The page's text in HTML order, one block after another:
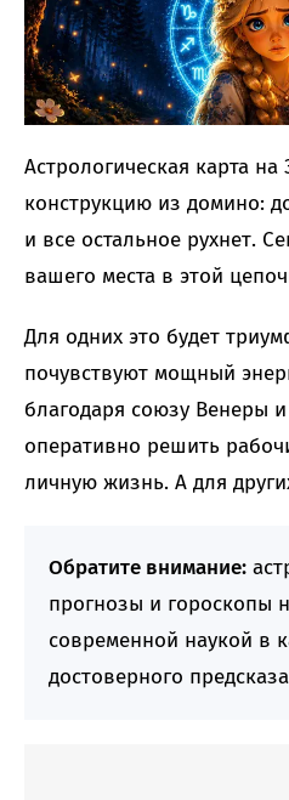
Астрологическая карта
конструкцию из домино:
и все остальное рухнет.
вашего места в этой
Для одних это будет
почувствуют мощный
благодаря союзу Венеры
оперативно решить
личную жизнь. А для
Обратите внимание:
прогнозы и гороскопы
современной наукой в
достоверного